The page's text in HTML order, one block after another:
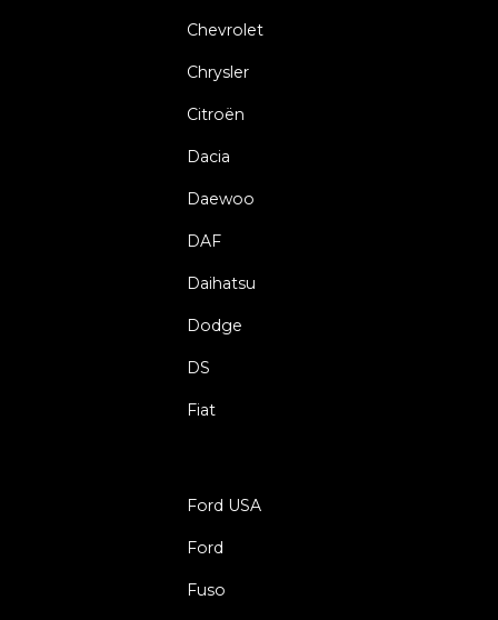
Chevrolet
Chrysler
Citroën
Dacia
Daewoo
DAF
Daihatsu
Dodge
DS
Fiat
Ford USA
Ford
Fuso